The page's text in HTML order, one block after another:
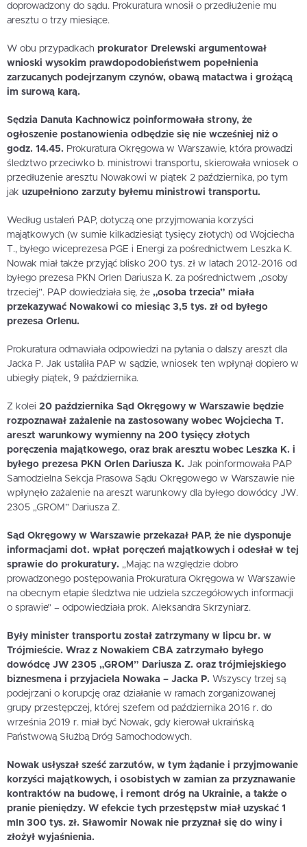
doprowadzony do sądu. Prokuratura wnosił o przedłużenie mu
aresztu o trzy miesiące.
W obu przypadkach prokurator Drelewski argumentował
wnioski wysokim prawdopodobieństwem popełnienia
zarzucanych podejrzanym czynów, obawą matactwa i grożącą
im surową karą.
Sędzia Danuta Kachnowicz poinformowała strony, że
ogłoszenie postanowienia odbędzie się nie wcześniej niż o
godz. 14.45. Prokuratura Okręgowa w Warszawie, która prowadzi
śledztwo przeciwko b. ministrowi transportu, skierowała wniosek o
przedłużenie aresztu Nowakowi w piątek 2 października, po tym
jak uzupełniono zarzuty byłemu ministrowi transportu.
Według ustaleń PAP, dotyczą one przyjmowania korzyści
majątkowych (w sumie kilkadziesiąt tysięcy złotych) od Wojciecha
T., byłego wiceprezesa PGE i Energi za pośrednictwem Leszka K.
Nowak miał także przyjąć blisko 200 tys. zł w latach 2012-2016 od
byłego prezesa PKN Orlen Dariusza K. za pośrednictwem „osoby
trzeciej”. PAP dowiedziała się, że „osoba trzecia” miała
przekazywać Nowakowi co miesiąc 3,5 tys. zł od byłego
prezesa Orlenu.
Prokuratura odmawiała odpowiedzi na pytania o dalszy areszt dla
Jacka P. Jak ustaliła PAP w sądzie, wniosek ten wpłynął dopiero w
ubiegły piątek, 9 października.
Z kolei 20 października Sąd Okręgowy w Warszawie będzie
rozpoznawał zażalenie na zastosowany wobec Wojciecha T.
areszt warunkowy wymienny na 200 tysięcy złotych
poręczenia majątkowego, oraz brak aresztu wobec Leszka K. i
byłego prezesa PKN Orlen Dariusza K. Jak poinformowała PAP
Samodzielna Sekcja Prasowa Sądu Okręgowego w Warszawie nie
wpłynęło zażalenie na areszt warunkowy dla byłego dowódcy JW.
2305 „GROM” Dariusza Z.
Sąd Okręgowy w Warszawie przekazał PAP, że nie dysponuje
informacjami dot. wpłat poręczeń majątkowych i odesłał w tej
sprawie do prokuratury. „Mając na względzie dobro
prowadzonego postępowania Prokuratura Okręgowa w Warszawie
na obecnym etapie śledztwa nie udziela szczegółowych informacji
o sprawie” – odpowiedziała prok. Aleksandra Skrzyniarz.
Były minister transportu został zatrzymany w lipcu br. w
Trójmieście. Wraz z Nowakiem CBA zatrzymało byłego
dowódcę JW 2305 „GROM” Dariusza Z. oraz trójmiejskiego
biznesmena i przyjaciela Nowaka – Jacka P. Wszyscy trzej są
podejrzani o korupcję oraz działanie w ramach zorganizowanej
grupy przestępczej, której szefem od października 2016 r. do
września 2019 r. miał być Nowak, gdy kierował ukraińską
Państwową Służbą Dróg Samochodowych.
Nowak usłyszał sześć zarzutów, w tym żądanie i przyjmowanie
korzyści majątkowych, i osobistych w zamian za przyznawanie
kontraktów na budowę, i remont dróg na Ukrainie, a także o
pranie pieniędzy. W efekcie tych przestępstw miał uzyskać 1
mln 300 tys. zł. Sławomir Nowak nie przyznał się do winy i
złożył wyjaśnienia.